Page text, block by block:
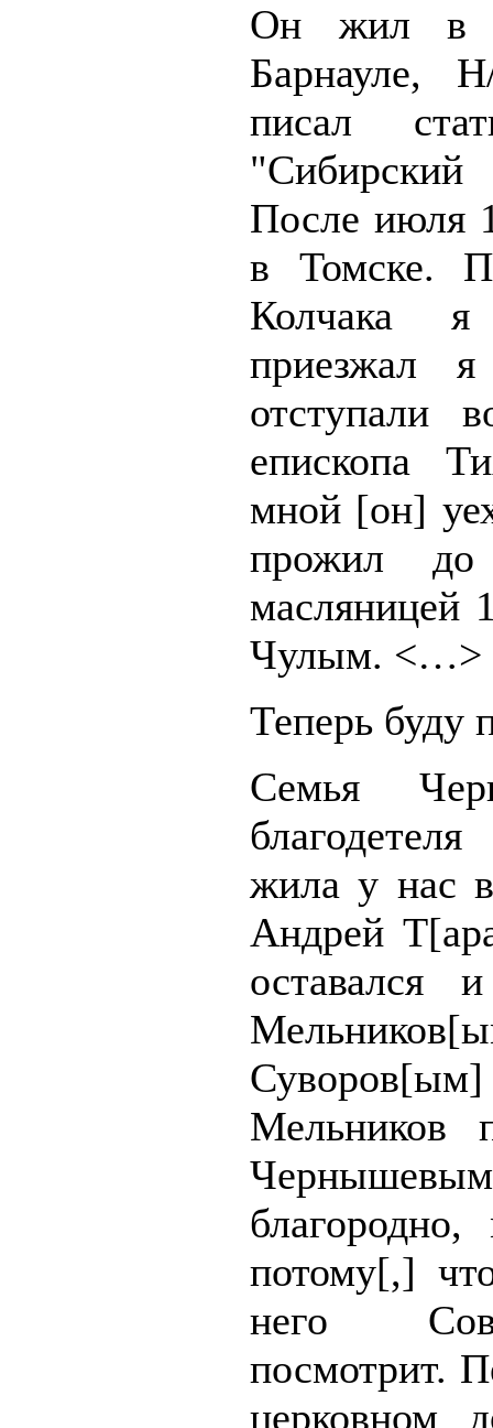
Он жил в
Барнауле,
писал
После июля
в Томске.
Колчака
приезжал
отступали
епископа
мной [он]
прожил до
масляницей
Чулым. <…>
Теперь буду
Семья
жила у нас
Андрей
Мельников
потому[,]
него
посмотрит.
церковном